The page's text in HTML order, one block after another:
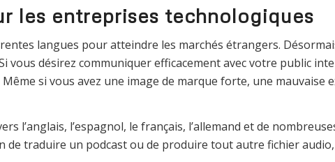
les entreprises technologiques
langues pour atteindre les marchés étrangers.
vous désirez communiquer efficacement avec votre public
si vous avez une image de marque forte, une mauvaise
l’anglais, l’espagnol, le français, l’allemand et de
de traduire un podcast ou de produire tout autre fichier